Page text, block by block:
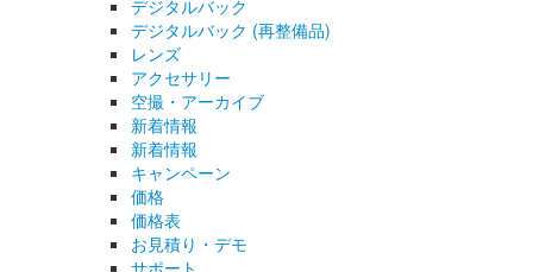
デジタルバック
デジタルバック (再整備品)
レンズ
アクセサリー
空撮・アーカイブ
新着情報
新着情報
キャンペーン
価格
価格表
お見積り・デモ